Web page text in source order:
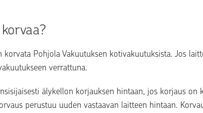
Pohjola Vakuutuksen kotivakuutuksista. Jos
verrattuna.
älykellon korjauksen hintaan, jos korjaus on
perustuu uuden vastaavan laitteen hintaan.